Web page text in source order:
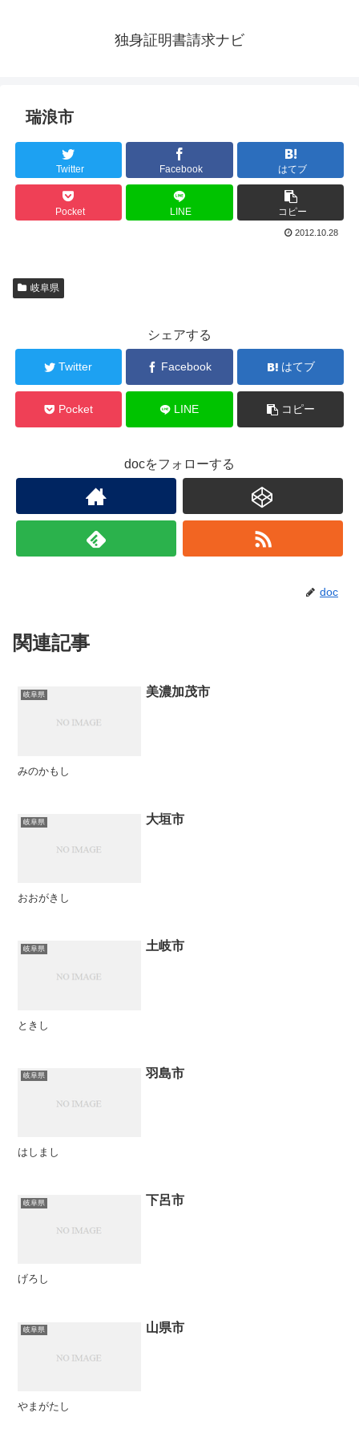
独身証明書請求ナビ
瑞浪市
Twitter Facebook はてブ
Pocket LINE コピー
2012.10.28
岐阜県
シェアする
Twitter Facebook はてブ
Pocket LINE コピー
docをフォローする
doc
関連記事
岐阜県 美濃加茂市
みのかもし
岐阜県 大垣市
おおがきし
岐阜県 土岐市
ときし
岐阜県 羽島市
はしまし
岐阜県 下呂市
げろし
岐阜県 山県市
やまがたし